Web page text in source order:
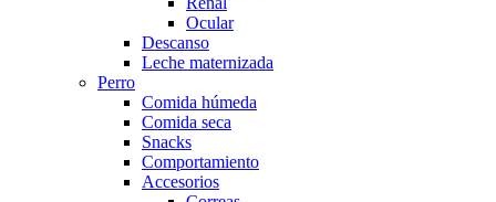
Ocular
Descanso
Leche maternizada
Perro
Comida húmeda
Comida seca
Snacks
Comportamiento
Accesorios